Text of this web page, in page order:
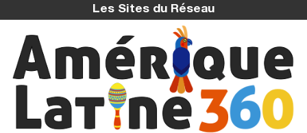
Les Sites du Réseau